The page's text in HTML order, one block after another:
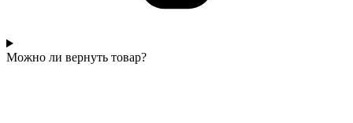
Можно ли вернуть товар?